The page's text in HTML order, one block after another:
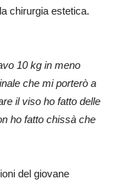
chirurgia estetica.
10 kg in meno
che mi porterò a
il viso ho fatto delle
ho fatto chissà che
del giovane